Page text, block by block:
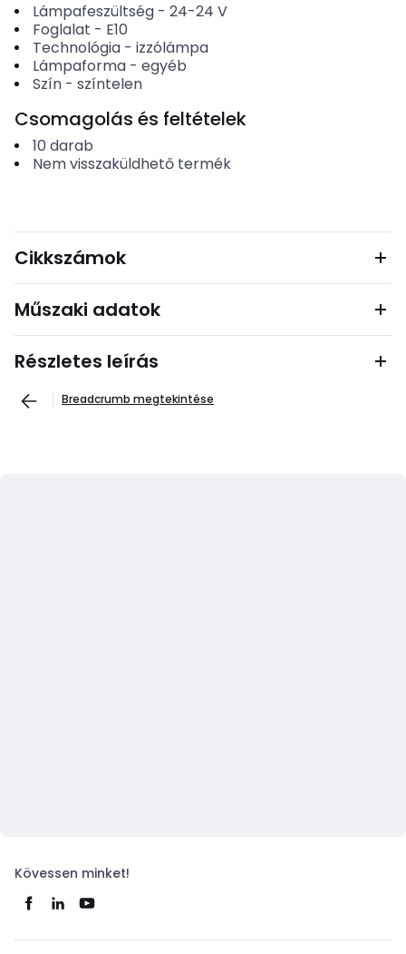
Lámpafeszültség- 24-24 V
Foglalat - E10
Technológia- izzólámpa
Lámpaforma- egyéb
Szín- színtelen
Csomagolás és feltételek
10 darab
Nem visszaküldhető termék
Cikkszámok
Műszaki adatok
Részletes leírás
Breadcrumb megtekintése
Kövessen minket!